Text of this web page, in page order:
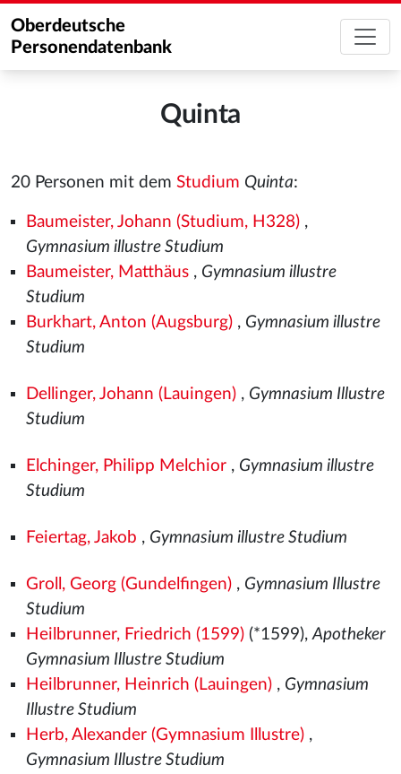
Oberdeutsche
Personendatenbank
Quinta
20 Personen mit dem Studium Quinta:
Baumeister, Johann (Studium, H328),
Gymnasium illustre Studium
Baumeister, Matthäus, Gymnasium illustre
Studium
Burkhart, Anton (Augsburg), Gymnasium illustre
Studium
Dellinger, Johann (Lauingen), Gymnasium Illustre
Studium
Elchinger, Philipp Melchior, Gymnasium illustre
Studium
Feiertag, Jakob , Gymnasium illustre Studium
Groll, Georg (Gundelfingen), Gymnasium Illustre
Studium
Heilbrunner, Friedrich (1599)(*1599),Apotheker
Gymnasium Illustre Studium
Heilbrunner, Heinrich (Lauingen), Gymnasium
Illustre Studium
Herb, Alexander (Gymnasium Illustre),
Gymnasium Illustre Studium